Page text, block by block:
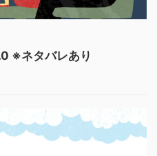
※ネタバレあり